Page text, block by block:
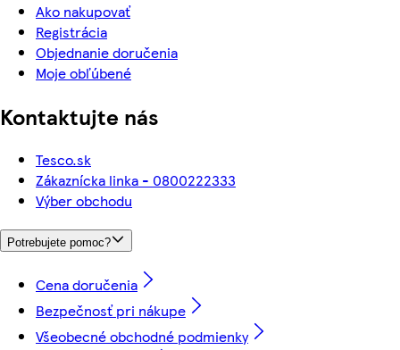
Ako nakupovať
Registrácia
Objednanie doručenia
Moje obľúbené
Kontaktujte nás
Tesco.sk
Zákaznícka linka - 0800222333
Výber obchodu
Potrebujete pomoc?
Cena doručenia
Bezpečnosť pri nákupe
Všeobecné obchodné podmienky